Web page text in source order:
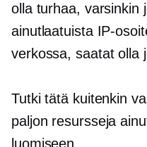
olla turhaa, varsinkin
ainutlaatuista IP-
verkossa, saatat olla
Tutki tätä kuitenkin
paljon resursseja
luomiseen.